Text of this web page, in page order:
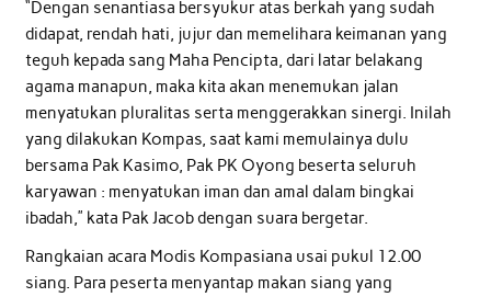
“Dengan senantiasa bersyukur atas berkah yang sudah
didapat, rendah hati, jujur dan memelihara keimanan yang
teguh kepada sang Maha Pencipta, dari latar belakang
agama manapun, maka kita akan menemukan jalan
menyatukan pluralitas serta menggerakkan sinergi. Inilah
yang dilakukan Kompas, saat kami memulainya dulu
bersama Pak Kasimo, Pak PK Oyong beserta seluruh
karyawan : menyatukan iman dan amal dalam bingkai
ibadah,” kata Pak Jacob dengan suara bergetar.
Rangkaian acara Modis Kompasiana usai pukul 12.00
siang. Para peserta menyantap makan siang yang